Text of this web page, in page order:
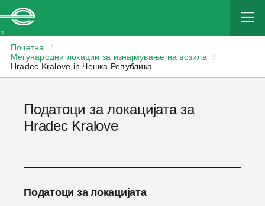
Почетна
/
Меѓународни локации за изнајмување на возила
/
Hradec Kralove in Чешка Република
Податоци за локацијата за
Hradec Kralove
Податоци за локацијата